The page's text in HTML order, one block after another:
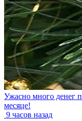
Ужасно много денег
месяце!
9 часов назад